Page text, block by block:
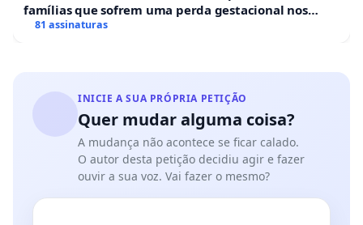
famílias que sofrem uma perda gestacional nos
hospitais portugueses
81 assinaturas
INICIE A SUA PRÓPRIA PETIÇÃO
Quer mudar alguma coisa?
A mudança não acontece se ficar calado.
O autor desta petição decidiu agir e fazer
ouvir a sua voz. Vai fazer o mesmo?